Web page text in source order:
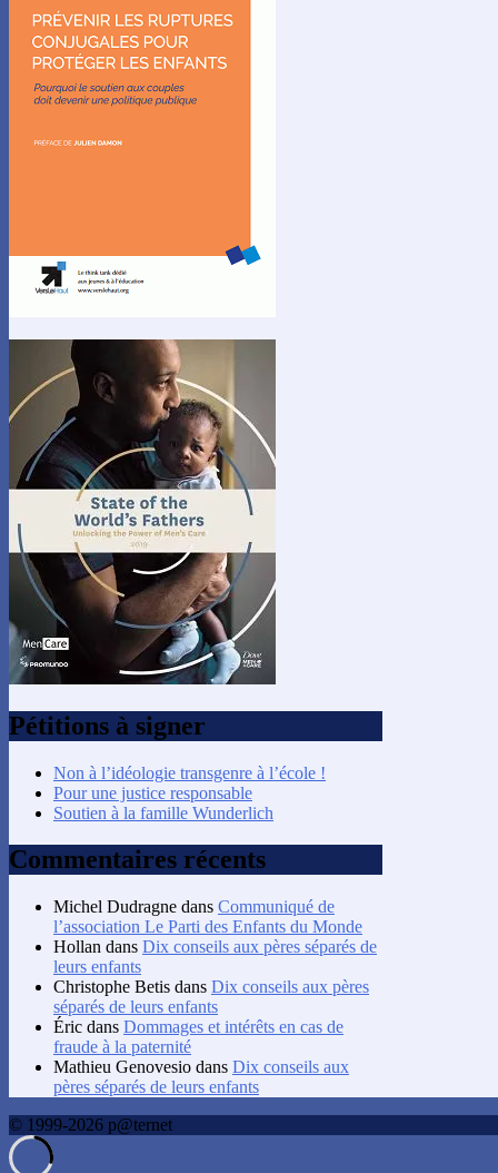
Pétitions à signer
Non à l’idéologie transgenre à l’école !
Pour une justice responsable
Soutien à la famille Wunderlich
Commentaires récents
Michel Dudragne dans Communiqué de
l’association Le Parti des Enfants du Monde
Hollan dans Dix conseils aux pères séparés de
leurs enfants
Christophe Betis dans Dix conseils aux pères
séparés de leurs enfants
Éric dans Dommages et intérêts en cas de
fraude à la paternité
Mathieu Genovesio dans Dix conseils aux
pères séparés de leurs enfants
© 1999-2026 p@ternet